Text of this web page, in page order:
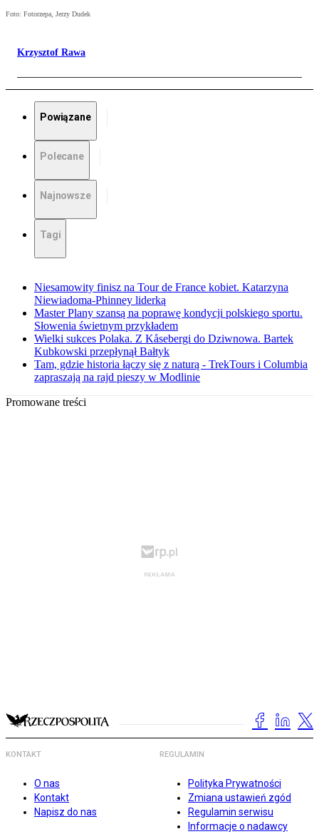
Foto: Fotorzepa, Jerzy Dudek
Krzysztof Rawa
Powiązane
Polecane
Najnowsze
Tagi
Niesamowity finisz na Tour de France kobiet. Katarzyna
Niewiadoma-Phinney liderką
Master Plany szansą na poprawę kondycji polskiego sportu.
Słowenia świetnym przykładem
Wielki sukces Polaka. Z Kåsebergi do Dziwnowa. Bartek
Kubkowski przepłynął Bałtyk
Tam, gdzie historia łączy się z naturą - TrekTours i Columbia
zapraszają na rajd pieszy w Modlinie
Promowane treści
KONTAKT
O nas
Kontakt
Napisz do nas
REGULAMIN
Polityka Prywatności
Zmiana ustawień zgód
Regulamin serwisu
Informacje o nadawcy